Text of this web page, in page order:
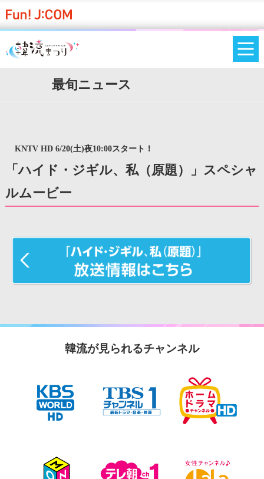
最旬ニュース
KNTV HD 6/20(土)夜10:00スタート！
「ハイド・ジギル、私（原題）」スペシャ
ルムービー
韓流が見られるチャンネル